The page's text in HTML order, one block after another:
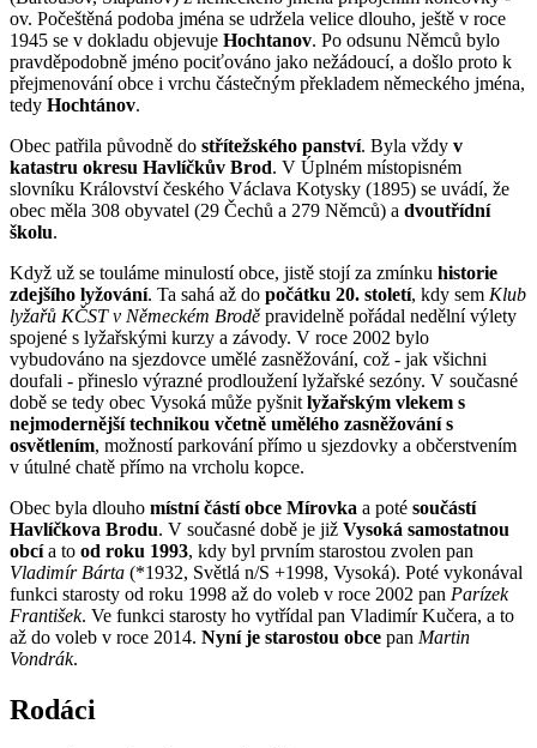
ov. Počeštěná podoba jména se udržela velice dlouho, ještě v roce
1945 se v dokladu objevuje Hochtanov. Po odsunu Němců bylo
pravděpodobně jméno pociťováno jako nežádoucí, a došlo proto k
přejmenování obce i vrchu částečným překladem německého jména,
tedy Hochtánov.
Obec patřila původně do střítežského panství. Byla vždy v
katastru okresu Havlíčkův Brod. V Úplném místopisném
slovníku Království českého Václava Kotysky (1895) se uvádí, že
obec měla 308 obyvatel (29 Čechů a 279 Němců) a dvoutřídní
školu.
Když už se touláme minulostí obce, jistě stojí za zmínku historie
zdejšího lyžování. Ta sahá až do počátku 20. století, kdy sem Klub
lyžařů KČST v Německém Brodě pravidelně pořádal nedělní výlety
spojené s lyžařskými kurzy a závody. V roce 2002 bylo
vybudováno na sjezdovce umělé zasněžování, což - jak všichni
doufali - přineslo výrazné prodloužení lyžařské sezóny. V současné
době se tedy obec Vysoká může pyšnit lyžařským vlekem s
nejmodernější technikou včetně umělého zasněžování s
osvětlením, možností parkování přímo u sjezdovky a občerstvením
v útulné chatě přímo na vrcholu kopce.
Obec byla dlouho místní částí obce Mírovka a poté součástí
Havlíčkova Brodu. V současné době je již Vysoká samostatnou
obcía to od roku 1993, kdy byl prvním starostou zvolen pan
Vladimír Bárta (*1932, Světlá n/S +1998, Vysoká). Poté vykonával
funkci starosty od roku 1998 až do voleb v roce 2002 pan Parízek
František. Ve funkci starosty ho vytřídal pan Vladimír Kučera, a to
až do voleb v roce 2014. Nyní je starostou obce pan Martin
Vondrák.
Rodáci